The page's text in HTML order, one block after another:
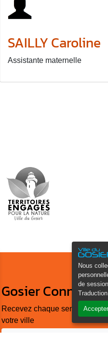
Nous
de
Accepter
SAILLY Caroline
Assistante maternelle
Gosier Connecté
Recevez chaque semaine
votre ville